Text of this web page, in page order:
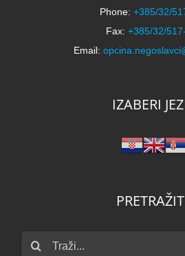
Phone: +385/32/
Fax: +385/32/
Email:
IZABERI
Traži...